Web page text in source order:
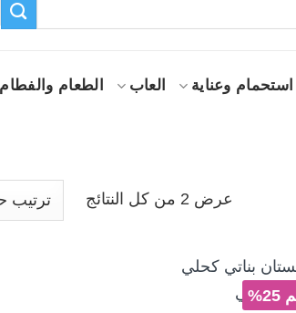
استحمام وعناية العاب الطعام والفطام
عرض ⁦2⁩ من كل النتائج
الفرز